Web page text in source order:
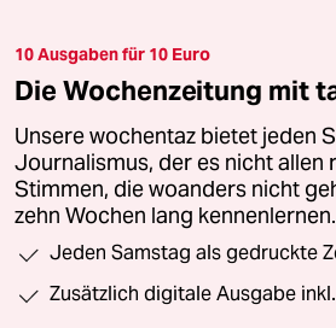
10 Ausgaben für 10 Euro
Die Wochenzeitung mit
Unsere wochentaz bietet jeden
Journalismus, der es nicht allen
Stimmen, die woanders nicht
zehn Wochen lang kennenlernen.
Jeden Samstag als gedruckte
Zusätzlich digitale Ausgabe